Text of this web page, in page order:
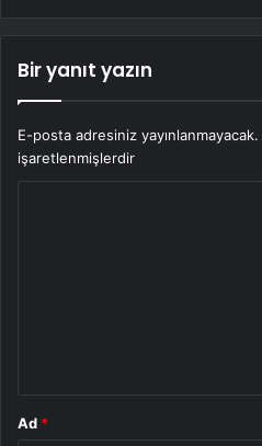
Bir yanıt yazın
E-posta adresiniz yayınlanmayacak.
işaretlenmişlerdir
Ad *